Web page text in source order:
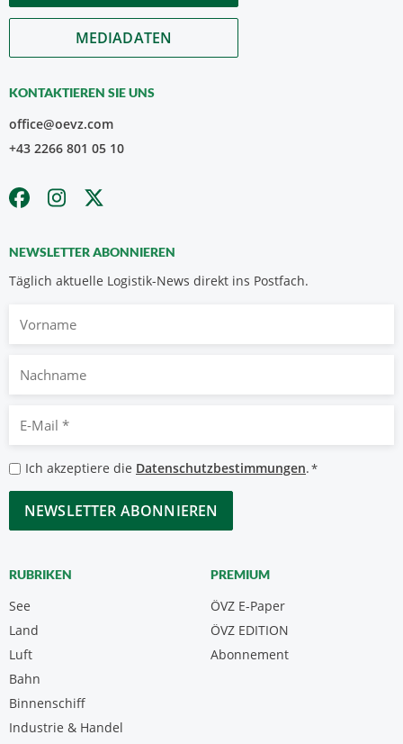
MEDIADATEN
KONTAKTIEREN SIE UNS
office@oevz.com
+43 2266 801 05 10
NEWSLETTER ABONNIEREN
Täglich aktuelle Logistik-News direkt ins Postfach.
Nachname
Mail
*
Datenschutzbestimmungen
*
Ich akzeptiere die Datenschutzbestimmungen.*
CAPTCHA
RUBRIKEN
See
Land
Luft
Bahn
Binnenschiff
Industrie & Handel
PREMIUM
ÖVZ E-Paper
Abonnement
ÖVZ EDITION